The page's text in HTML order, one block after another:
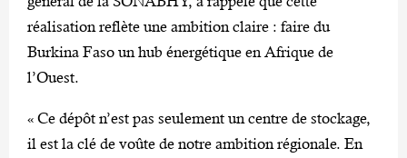
réalisation reflète une ambition claire : faire du
Burkina Faso un hub énergétique en Afrique de
l’Ouest.
« Ce dépôt n’est pas seulement un centre de stockage,
il est la clé de voûte de notre ambition régionale. En